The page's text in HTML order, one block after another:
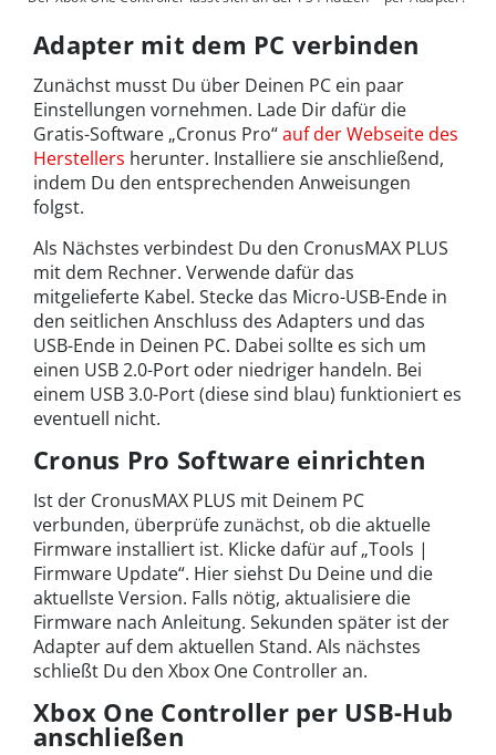
Adapter mit dem PC verbinden
Zunächst musst Du über Deinen PC ein paar
Einstellungen vornehmen. Lade Dir dafür die
Gratis-Software „Cronus Pro“auf der Webseite des
Herstellers herunter. Installiere sie anschließend,
indem Du den entsprechenden Anweisungen
folgst.
Als Nächstes verbindest Du den CronusMAX PLUS
mit dem Rechner. Verwende dafür das
mitgelieferte Kabel. Stecke das Micro-USB-Ende in
den seitlichen Anschluss des Adapters und das
USB-Ende in Deinen PC. Dabei sollte es sich um
einen USB 2.0-Port oder niedriger handeln. Bei
einem USB 3.0-Port (diese sind blau) funktioniert es
eventuell nicht.
Cronus Pro Software einrichten
Ist der CronusMAX PLUS mit Deinem PC
verbunden, überprüfe zunächst, ob die aktuelle
Firmware installiert ist. Klicke dafür auf „Tools |
Firmware Update“. Hier siehst Du Deine und die
aktuellste Version. Falls nötig, aktualisiere die
Firmware nach Anleitung. Sekunden später ist der
Adapter auf dem aktuellen Stand. Als nächstes
schließt Du den Xbox One Controller an.
Xbox One Controller per USB-Hub
anschließen